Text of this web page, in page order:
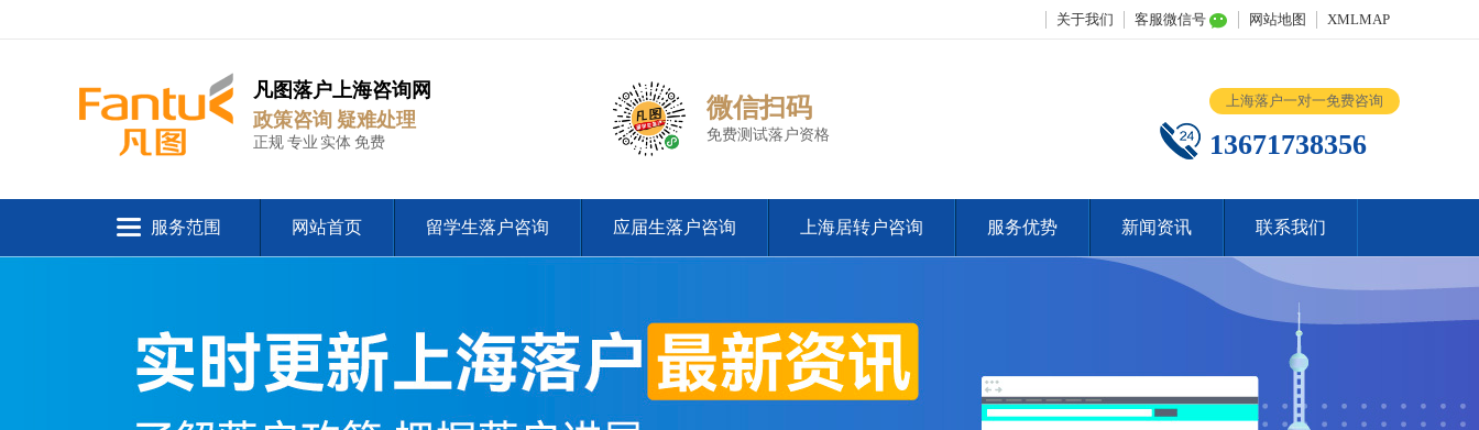
关于我们 客服微信号 网站地图 XMLMAP
凡图落户上海咨询网
政策咨询 疑难处理
正规 专业 实体 免费
微信扫码
免费测试落户资格
上海落户一对一免费咨询
13671738356
服务范围 网站首页 留学生落户咨询 应届生落户咨询 上海居转户咨询 服务优势 新闻资讯 联系我们